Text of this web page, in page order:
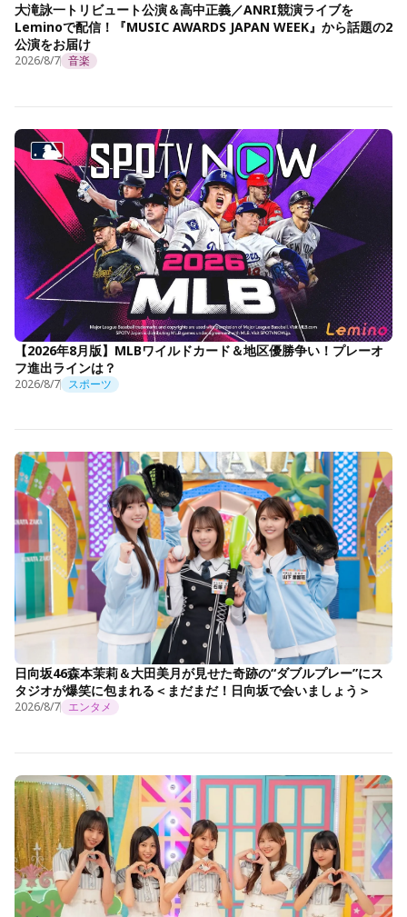
大滝詠一トリビュート公演＆高中正義／ANRI競演ライブを
Leminoで配信！『MUSIC AWARDS JAPAN WEEK』から話題の2
公演をお届け
2026/8/7 音楽
【2026年8月版】MLBワイルドカード＆地区優勝争い！プレーオ
フ進出ラインは？
2026/8/7 スポーツ
日向坂46森本茉莉＆大田美月が見せた奇跡の“ダブルプレー”にス
タジオが爆笑に包まれる＜まだまだ！日向坂で会いましょう＞
2026/8/7 エンタメ